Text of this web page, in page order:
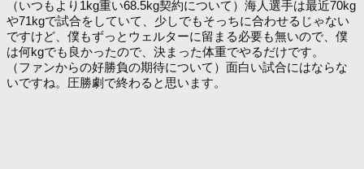
（いつもより1kg重い68.5kg契約について）海人選手は最近70kg
や71kgで試合をしていて、少しでもそっちに合わせるじゃない
ですけど、僕もずっとウェルターに留まる必要も無いので、僕
は何kgでも良かったので、決まった体重でやるだけです。
（ファンからの好勝負の期待について）面白い試合にはならな
いですね。圧勝劇で終わると思います。